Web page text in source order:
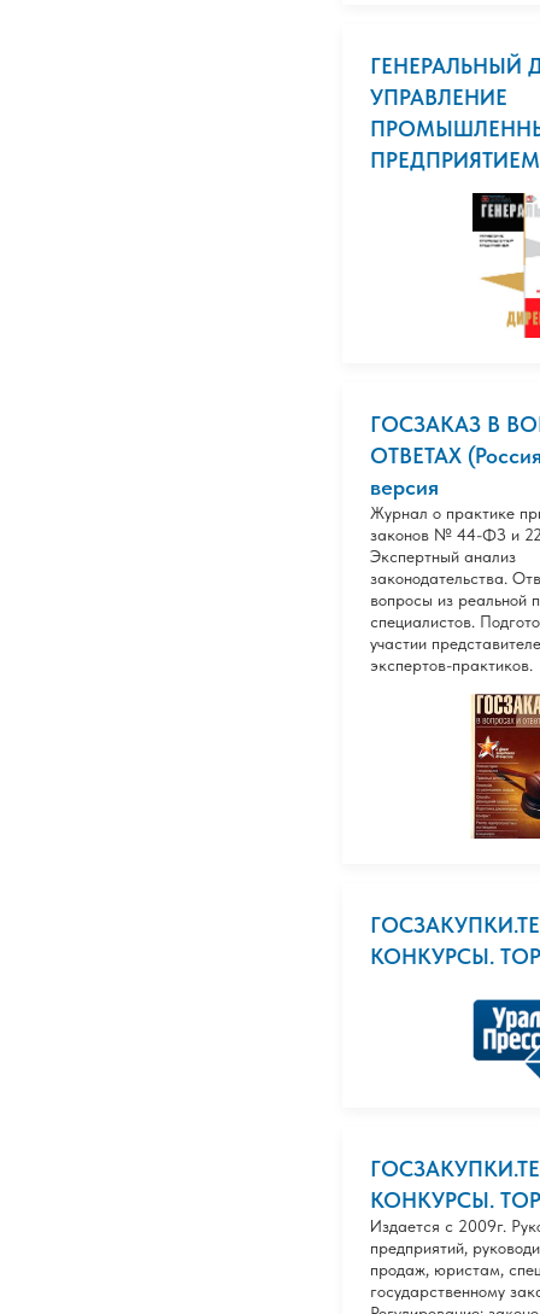
ГЕНЕРАЛЬНЫЙ
УПРАВЛЕНИЕ
ПРЕДПРИЯТИЕМ
ГОСЗАКАЗ В
ОТВЕТАХ
версия
Журнал о практике
законов № 44-ФЗ и
Экспертный анализ
законодательства.
вопросы из реальной
специалистов.
участии
экспертов-практиков.
КОНКУРСЫ.
КОНКУРСЫ.
Издается с 2009г.
предприятий,
продаж, юристам,
государственному